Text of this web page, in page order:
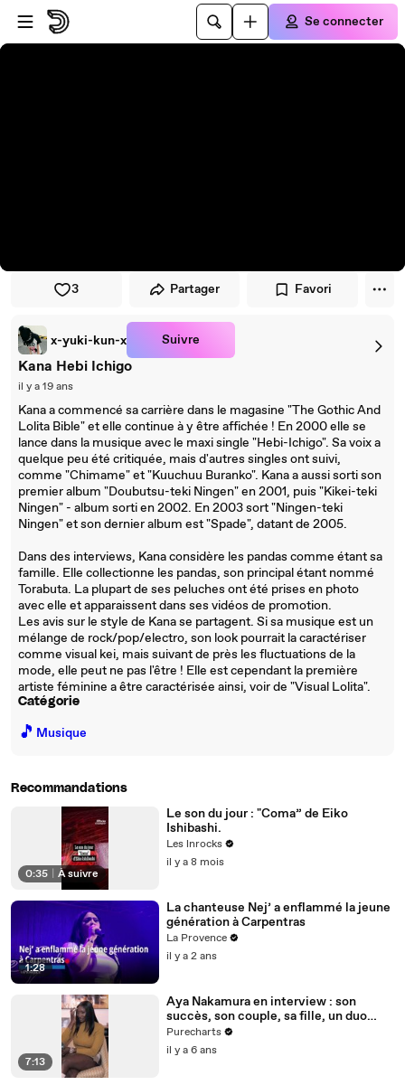
Passer au player
Passer au contenu principal
Se connecter
3 Partager Favori
x-yuki-kun-x Suivre
Kana Hebi Ichigo
il y a 19 ans
Kana a commencé sa carrière dans le magasine "The Gothic And
Lolita Bible" et elle continue à y être affichée ! En 2000 elle se
lance dans la musique avec le maxi single "Hebi-Ichigo". Sa voix a
quelque peu été critiquée, mais d'autres singles ont suivi,
comme "Chimame" et "Kuuchuu Buranko". Kana a aussi sorti son
premier album "Doubutsu-teki Ningen" en 2001, puis "Kikei-teki
Ningen" - album sorti en 2002. En 2003 sort "Ningen-teki
Ningen" et son dernier album est "Spade", datant de 2005.
Dans des interviews, Kana considère les pandas comme étant sa
famille. Elle collectionne les pandas, son principal étant nommé
Torabuta. La plupart de ses peluches ont été prises en photo
avec elle et apparaissent dans ses vidéos de promotion.
Les avis sur le style de Kana se partagent. Si sa musique est un
mélange de rock/pop/electro, son look pourrait la caractériser
comme visual kei, mais suivant de près les fluctuations de la
mode, elle peut ne pas l'être ! Elle est cependant la première
artiste féminine a être caractérisée ainsi, voir de "Visual Lolita".
Catégorie
🎵 Musique
Recommandations
0:35 À suivre
Le son du jour : "Coma” de Eiko
Ishibashi.
Les lnrocks
il y a 8 mois
1:28
La chanteuse Nej’ a enflammé la jeune
génération à Carpentras
La Provence
il y a 2 ans
7:13
Aya Nakamura en interview : son
succès, son couple, sa fille, un duo
avec Beyoncé...
Purecharts
il y a 6 ans